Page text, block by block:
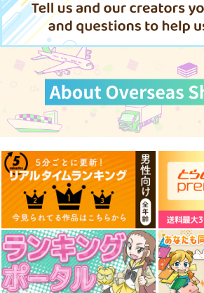
カート カート
≪新刊発売記念
≫【B5アクリルボー
ド】艶娘幻夢譚
T2 ART WORKS
専売 4,400円（税込）
オリジナル
サンプル